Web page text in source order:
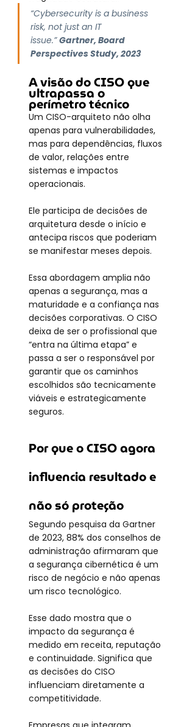
“Cybersecurity is a business
risk, not just an IT
issue.” Gartner, Board
Perspectives Study, 2023
A visão do CISO que
ultrapassa o
perímetro técnico
Um CISO-arquiteto não olha
apenas para vulnerabilidades,
mas para dependências, fluxos
de valor, relações entre
sistemas e impactos
operacionais.
Ele participa de decisões de
arquitetura desde o início e
antecipa riscos que poderiam
se manifestar meses depois.
Essa abordagem amplia não
apenas a segurança, mas a
maturidade e a confiança nas
decisões corporativas. O CISO
deixa de ser o profissional que
“entra na última etapa” e
passa a ser o responsável por
garantir que os caminhos
escolhidos são tecnicamente
viáveis e estrategicamente
seguros.
Por que o CISO agora
influencia resultado e
não só proteção
Segundo pesquisa da Gartner
de 2023, 88% dos conselhos de
administração afirmaram que
a segurança cibernética é um
risco de negócio e não apenas
um risco tecnológico.
Esse dado mostra que o
impacto da segurança é
medido em receita, reputação
e continuidade. Significa que
as decisões do CISO
influenciam diretamente a
competitividade.